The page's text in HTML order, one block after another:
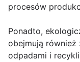
procesów
Ponadto,
obejmują również
odpadami i